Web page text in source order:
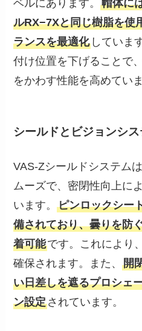
ベルにあります。帽体に
ルRX−7Xと同じ樹脂を使
ランスを最適化 していま
付け位置を下げることで
をかわす性能を高めていま
シールドとビジョンシ
VAS-Zシールドシステム
ムーズで、密閉性向上に
います。ピンロックシー
備されており、曇りを防
着可能です。これにより
確保されます。また、開
い日差しを遮るプロシェ
ン設定されています。